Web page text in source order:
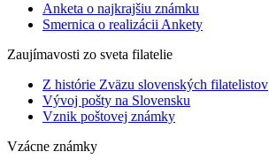
Anketa o najkrajšiu známku
Smernica o realizácii Ankety
Zaujímavosti zo sveta filatelie
Z histórie Zväzu slovenských filatelistov
Vývoj pošty na Slovensku
Vznik poštovej známky
Vzácne známky